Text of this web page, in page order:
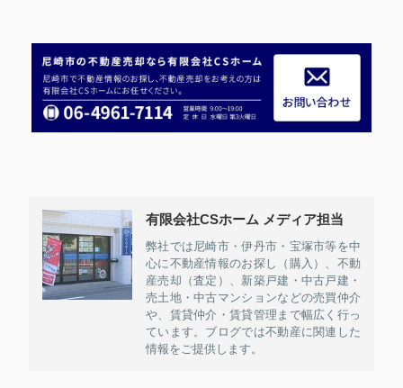
有限会社CSホーム メディア担当
弊社では尼崎市・伊丹市・宝塚市等を中
心に不動産情報のお探し（購入）、不動
産売却（査定）、新築戸建・中古戸建・
売土地・中古マンションなどの売買仲介
や、賃貸仲介・賃貸管理まで幅広く行っ
ています。ブログでは不動産に関連した
情報をご提供します。